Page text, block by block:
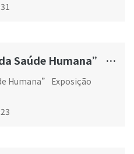
“Vacinas - Guardiãs da Saúde Humana” Exposição Especial
Humana” Exposição